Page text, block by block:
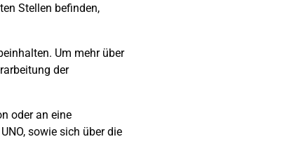
Stellen befinden,
Um mehr über
der
oder an eine
sowie sich über die